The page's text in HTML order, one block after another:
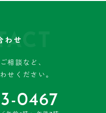
わせ
相談など、
せください。
0467